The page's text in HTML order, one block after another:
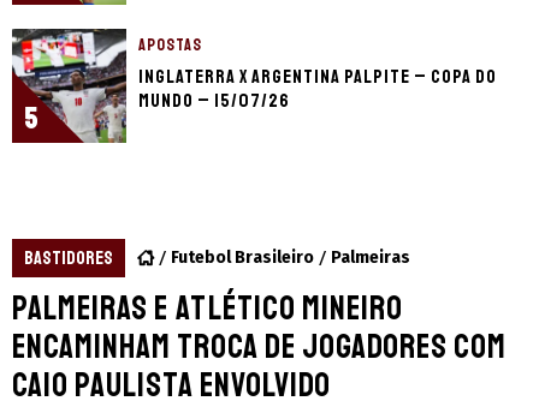
5
APOSTAS
Inglaterra x Argentina palpite – Copa do
Mundo – 15/07/26
BASTIDORES Futebol Brasileiro Palmeiras
Palmeiras e Atlético Mineiro
encaminham troca de jogadores com
Caio Paulista envolvido